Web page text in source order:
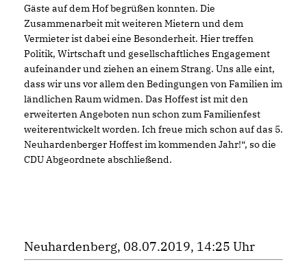
Gäste auf dem Hof begrüßen konnten. Die
Zusammenarbeit mit weiteren Mietern und dem
Vermieter ist dabei eine Besonderheit. Hier treffen
Politik, Wirtschaft und gesellschaftliches Engagement
aufeinander und ziehen an einem Strang. Uns alle eint,
dass wir uns vor allem den Bedingungen von Familien im
ländlichen Raum widmen. Das Hoffest ist mit den
erweiterten Angeboten nun schon zum Familienfest
weiterentwickelt worden. Ich freue mich schon auf das 5.
Neuhardenberger Hoffest im kommenden Jahr!“, so die
CDU Abgeordnete abschließend.
Neuhardenberg, 08.07.2019, 14:25 Uhr